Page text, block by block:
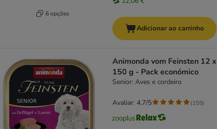
6 opções
Adicionar ao carrinho
Animonda vom Feinsten 12 x
150 g - Pack económico
Senior: Aves e cordeiro
Avaliar: 4.7/5 (155)